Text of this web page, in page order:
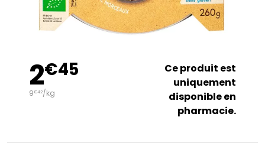
2€45
9€42/kg
Ce produit est
uniquement
disponible en
pharmacie.